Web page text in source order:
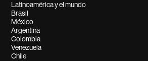
Latinoamérica y el mundo
Brasil
México
Argentina
Colombia
Venezuela
Chile